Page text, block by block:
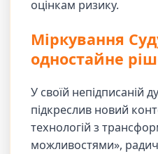
оцінкам ризику.
Міркування
одностайне
У своїй непідписаній
підкреслив новий
технологій з
можливостями»,